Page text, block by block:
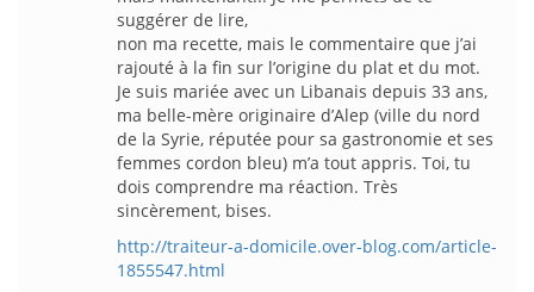
suggérer de lire,
non ma recette, mais le commentaire que j’ai
rajouté à la fin sur l’origine du plat et du mot.
Je suis mariée avec un Libanais depuis 33 ans,
ma belle-mère originaire d’Alep (ville du nord
de la Syrie, réputée pour sa gastronomie et ses
femmes cordon bleu) m’a tout appris. Toi, tu
dois comprendre ma réaction. Très
sincèrement, bises.
http://traiteur-a-domicile.over-blog.com/article-
1855547.html